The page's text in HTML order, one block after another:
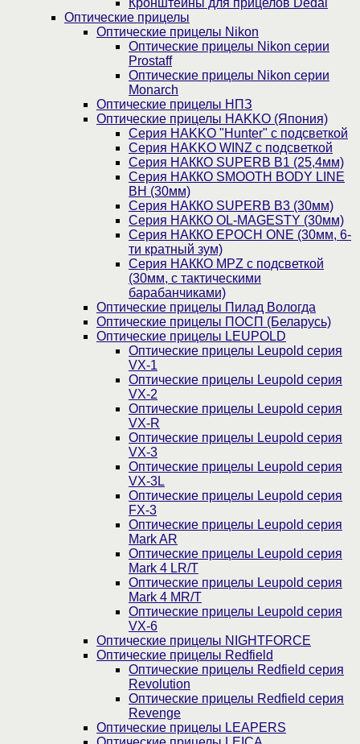
Кронштейны для прицелов Dedal
Оптические прицелы
Оптические прицелы Nikon
Оптические прицелы Nikon серии
Prostaff
Оптические прицелы Nikon серии
Monarch
Оптические прицелы НПЗ
Оптические прицелы HAKKO (Япония)
Cерия HAKKO "Hunter" с подсветкой
Серия НAKKO WINZ с подсветкой
Серия НАККО SUPERB B1 (25,4мм)
Серия НАККО SMOOTH BODY LINE
BH (30мм)
Серия НАККО SUPERB B3 (30мм)
Серия НАККО OL-MAGESTY (30мм)
Серия НАККО EPOCH ONE (30мм, 6-
ти кратный зум)
Серия НАККО MPZ с подсветкой
(30мм, c тактическими
барабанчиками)
Оптические прицелы Пилад Вологда
Оптические прицелы ПОСП (Беларусь)
Оптические прицелы LEUPOLD
Оптические прицелы Leupold серия
VX-1
Оптические прицелы Leupold серия
VX-2
Оптические прицелы Leupold серия
VX-R
Оптические прицелы Leupold серия
VX-3
Оптические прицелы Leupold серия
VX-3L
Оптические прицелы Leupold серия
FX-3
Оптические прицелы Leupold серия
Mark AR
Оптические прицелы Leupold серия
Mark 4 LR/T
Оптические прицелы Leupold серия
Mark 4 MR/T
Оптические прицелы Leupold серия
VX-6
Оптические прицелы NIGHTFORCE
Оптические прицелы Redfield
Оптические прицелы Redfield серия
Revolution
Оптические прицелы Redfield серия
Revenge
Оптические прицелы LEAPERS